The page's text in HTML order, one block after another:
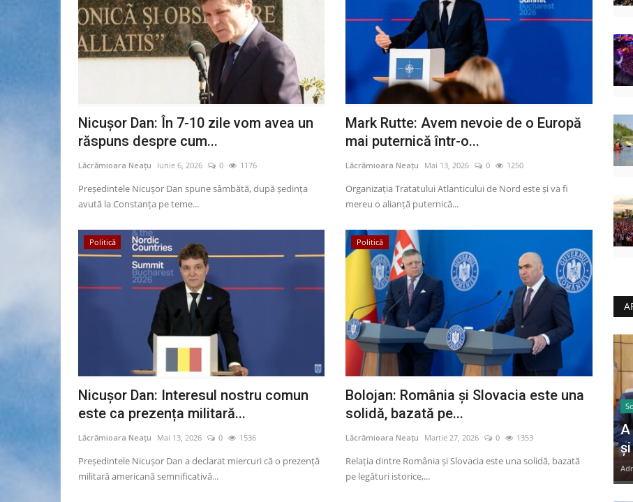
Nicușor Dan: În 7-10 zile vom avea un
răspuns despre cum...
Lăcrămioara Neațu Iunie 6, 2026 0 1176
Președintele Nicușor Dan spune sâmbătă, după ședința
avută la Constanța pe teme...
Mark Rutte: Avem nevoie de o Europă
mai puternică într-o...
Lăcrămioara Neațu Mai 13, 2026 0 1250
Organizația Tratatului Atlanticului de Nord este și va fi
mereu o alianță puternică...
Politică
Nicușor Dan: Interesul nostru comun
este ca prezența militară...
Lăcrămioara Neațu Mai 13, 2026 0 1536
Președintele Nicușor Dan a declarat miercuri că o prezență
militară americană semnificativă...
Politică
Bolojan: România și Slovacia este una
solidă, bazată pe...
Lăcrămioara Neațu Martie 27, 2026 0 1353
Relația dintre România și Slovacia este una solidă, bazată
pe legături istorice,...
A